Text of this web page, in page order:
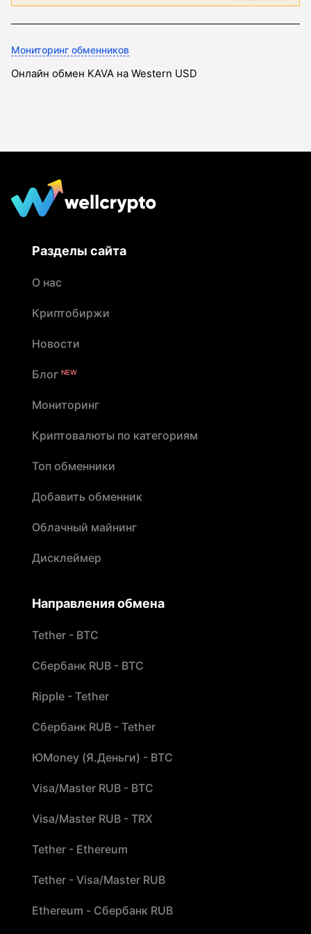
Мониторинг обменников
Онлайн обмен KAVA на Western USD
Разделы сайта
О нас
Криптобиржи
Новости
Блог NEW
Мониторинг
Криптовалюты по категориям
Топ обменники
Добавить обменник
Облачный майнинг
Дисклеймер
Направления обмена
Tether - BTC
Сбербанк RUB - BTC
Ripple - Tether
Сбербанк RUB - Tether
ЮMoney (Я.Деньги) - BTC
Visa/Master RUB - BTC
Visa/Master RUB - TRX
Tether - Ethereum
Tether - Visa/Master RUB
Ethereum - Сбербанк RUB